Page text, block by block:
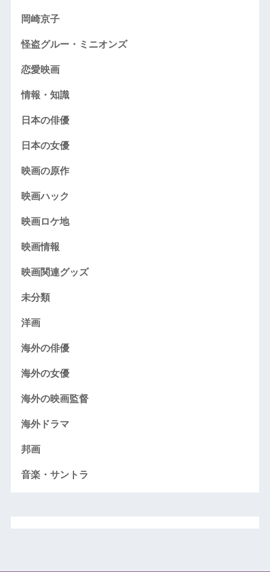
岡崎京子
怪盗グルー・ミニオンズ
恋愛映画
情報・知識
日本の俳優
日本の女優
映画の原作
映画ハック
映画ロケ地
映画情報
映画関連グッズ
未分類
洋画
海外の俳優
海外の女優
海外の映画監督
海外ドラマ
邦画
音楽・サントラ